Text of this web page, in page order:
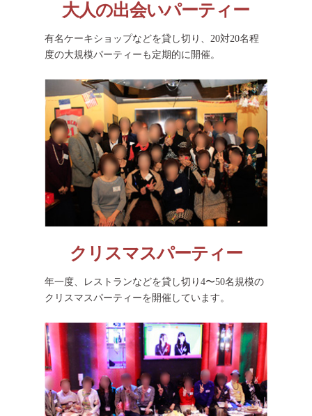
大人の出会いパーティー
有名ケーキショップなどを貸し切り、20対20名程
度の大規模パーティーも定期的に開催。
クリスマスパーティー
年一度、レストランなどを貸し切り4〜50名規模の
クリスマスパーティーを開催しています。